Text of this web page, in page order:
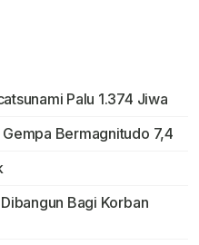
Palu 1.374 Jiwa
Bermagnitudo 7,4
Bagi Korban